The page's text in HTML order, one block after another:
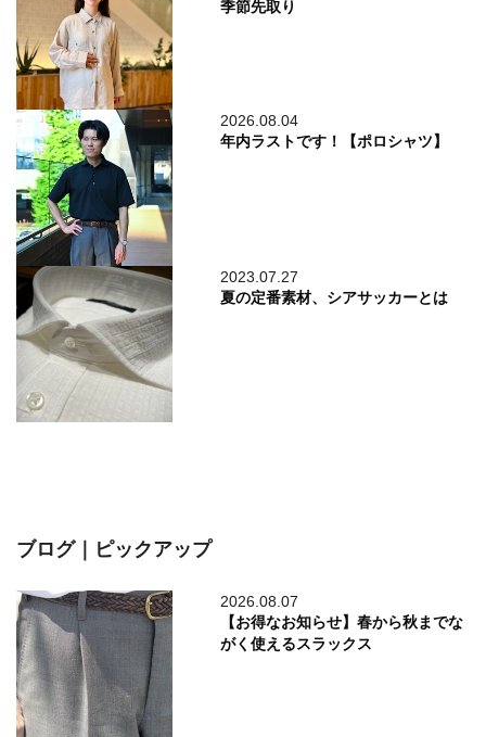
季節先取り
2026.08.04
年内ラストです！【ポロシャツ】
2023.07.27
夏の定番素材、シアサッカーとは
ブログ｜ピックアップ
2026.08.07
【お得なお知らせ】春から秋までな
がく使えるスラックス